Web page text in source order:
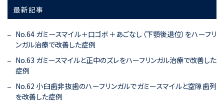
最新記事
No.64 ガミースマイル＋口ゴボ＋あごなし（下顎後退位）をハーフリ
ンガル治療で改善した症例
No.63 ガミースマイルと正中のズレをハーフリンガル治療で改善した
症例
No.62 小臼歯非抜歯のハーフリンガルでガミースマイルと空隙歯列
を改善した症例